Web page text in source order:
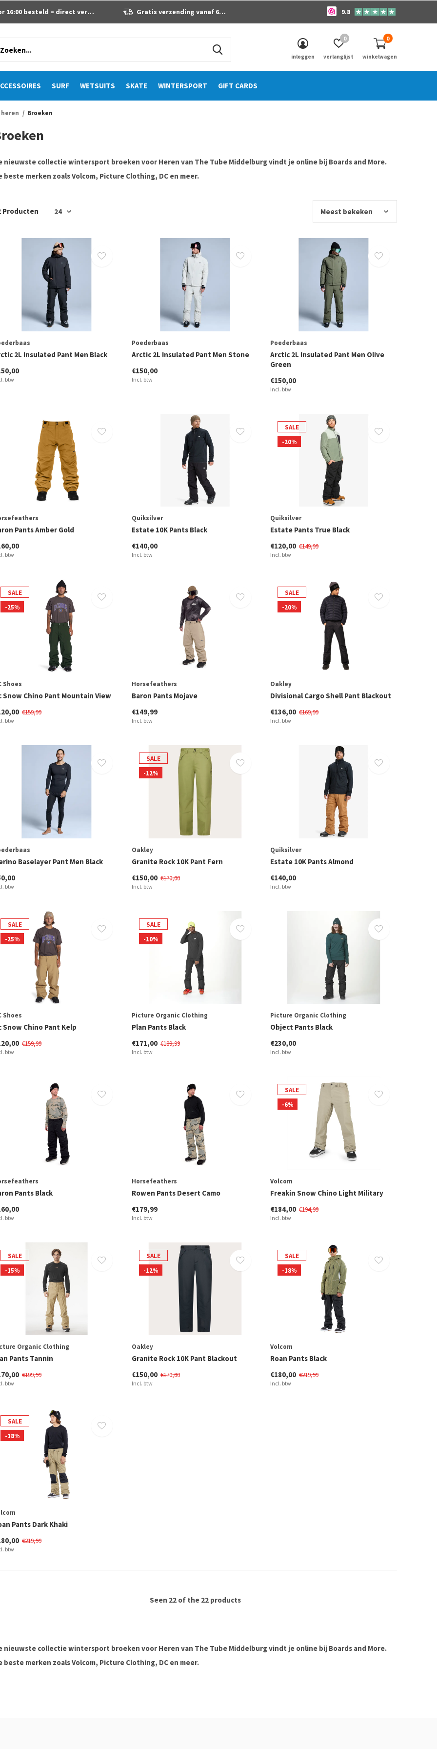
SURF WETSUITS SKATE WINTERSPORT GIFT CARDS
inloggen verlanglijst
0
winkelwagen
0
16:00 besteld = direct verzonden Gratis verzending vanaf 60 euro 9.8
Broeken
nieuwste collectie wintersport broeken voor Heren van The Tube Middelburg vindt je online bij Boards and More.
beste merken zoals Volcom, Picture Clothing, DC en meer.
Producten
2L Insulated Pant Men Black
btw
Poederbaas
Arctic 2L Insulated Pant Men Stone
€150,00
Incl. btw
Poederbaas
Arctic 2L Insulated Pant Men Olive
Green
€150,00
Incl. btw
Pants Amber Gold
btw
Quiksilver
Estate 10K Pants Black
€140,00
Incl. btw
SALE
-20%
Quiksilver
Estate Pants True Black
€120,00 €149,99
Incl. btw
SALE
-25%
Shoes
Snow Chino Pant Mountain View
€159,99
btw
Horsefeathers
Baron Pants Mojave
€149,99
Incl. btw
SALE
-20%
Oakley
Divisional Cargo Shell Pant Blackout
€136,00 €169,99
Incl. btw
Baselayer Pant Men Black
btw
SALE
-12%
Oakley
Granite Rock 10K Pant Fern
€150,00 €170,00
Incl. btw
Quiksilver
Estate 10K Pants Almond
€140,00
Incl. btw
SALE
-25%
Shoes
Snow Chino Pant Kelp
€159,99
btw
SALE
-10%
Picture Organic Clothing
Plan Pants Black
€171,00 €189,99
Incl. btw
Picture Organic Clothing
Object Pants Black
€230,00
Incl. btw
Pants Black
btw
Horsefeathers
Rowen Pants Desert Camo
€179,99
Incl. btw
SALE
-6%
Volcom
Freakin Snow Chino Light Military
€184,00 €194,99
Incl. btw
SALE
-15%
Organic Clothing
Pants Tannin
€199,99
btw
SALE
-12%
Oakley
Granite Rock 10K Pant Blackout
€150,00 €170,00
Incl. btw
SALE
-18%
Volcom
Roan Pants Black
€180,00 €219,99
Incl. btw
SALE
-18%
Pants Dark Khaki
€219,99
btw
Seen 22 of the 22 products
nieuwste collectie wintersport broeken voor Heren van The Tube Middelburg vindt je online bij Boards and More.
beste merken zoals Volcom, Picture Clothing, DC en meer.